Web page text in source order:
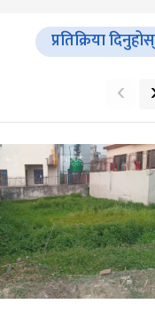
प्रतिक्रिया दिनुहोस्
‹